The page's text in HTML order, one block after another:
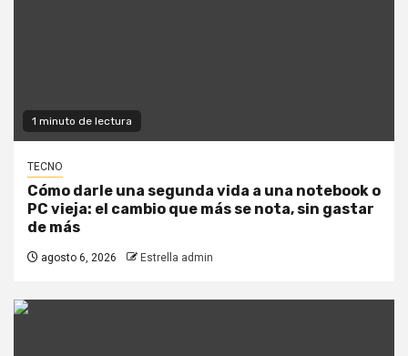
1 minuto de lectura
TECNO
Cómo darle una segunda vida a una notebook o
PC vieja: el cambio que más se nota, sin gastar
de más
agosto 6, 2026 Estrella admin